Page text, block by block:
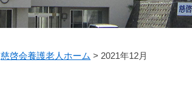
慈啓会養護老人ホーム > 2021年12月